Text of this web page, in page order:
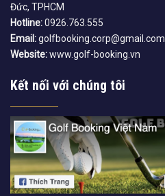
Đức, TPHCM
Hotline:0926.763.555
Email:golfbooking.corp@gmail.com
Website:www.golf-booking.vn
Kết nối với chúng tôi